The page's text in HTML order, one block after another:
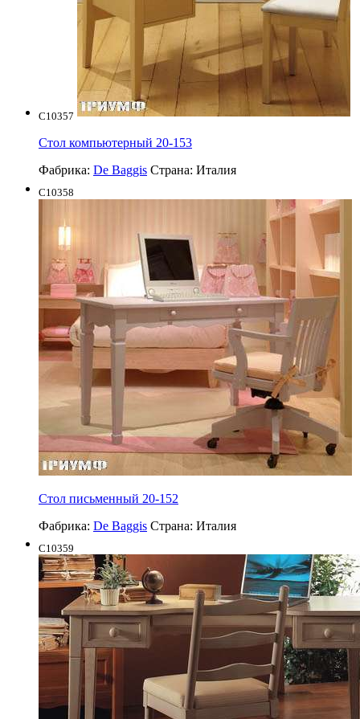
C10357
Стол компьютерный 20-153
Фабрика: De Baggis Страна: Италия
C10358
Стол письменный 20-152
Фабрика: De Baggis Страна: Италия
C10359